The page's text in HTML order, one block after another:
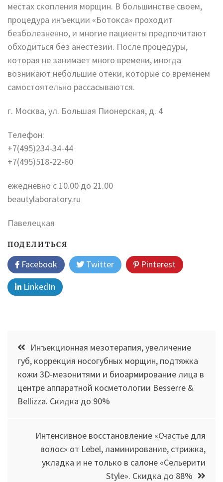
местах скопления морщин. В большинстве своем,
процедура инъекции «Ботокса» проходит
безболезненно, и многие пациенты предпочитают
обходиться без анестезии. После процедуры,
которая не занимает много времени, иногда
возникают небольшие отеки, которые со временем
самостоятельно рассасываются.
г. Москва, ул. Большая Пионерская, д. 4
Телефон:
+7(495)234-34-44
+7(495)518-22-60
ежедневно с 10.00 до 21.00
beautylaboratory.ru
Павелецкая
ПОДЕЛИТЬСЯ
Facebook Twitter
Pinterest
LinkedIn
по
записям
Инъекционная мезотерапия, увеличение
губ, коррекция носогубных морщин, подтяжка
кожи 3D-мезонитями и биоармирование лица в
центре аппаратной косметологии Besserre &
Bellizza. Скидка до 90%
Интенсивное восстановление «Счастье для
волос» от Lebel, ламинирование, стрижка,
укладка и не только в салоне «Сельерити
Style». Скидка до 88%